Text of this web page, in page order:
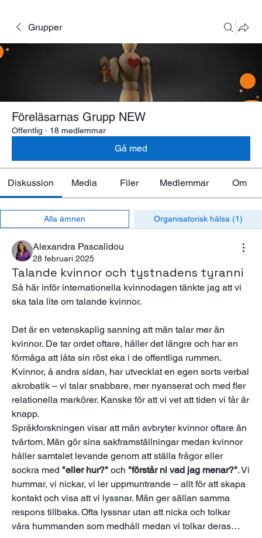
Grupper
Föreläsarnas Grupp NEW
Offentlig · 18 medlemmar
Gå med
Diskussion Media Filer Medlemmar Om
Alla ämnen Organisatorisk hälsa (1)
Alexandra Pascalidou
28 februari 2025
Talande kvinnor och tystnadens tyranni
Så här inför internationella kvinnodagen tänkte jag att vi
ska tala lite om talande kvinnor.
Det är en vetenskaplig sanning att män talar mer än
kvinnor. De tar ordet oftare, håller det längre och har en
förmåga att låta sin röst eka i de offentliga rummen.
Kvinnor, å andra sidan, har utvecklat en egen sorts verbal
akrobatik – vi talar snabbare, mer nyanserat och med fler
relationella markörer. Kanske för att vi vet att tiden vi får är
knapp.
Språkforskningen visar att män avbryter kvinnor oftare än
tvärtom. Män gör sina sakframställningar medan kvinnor
håller samtalet levande genom att ställa frågor eller
sockra med "eller hur?" och "förstår ni vad jag menar?". Vi
hummar, vi nickar, vi ler uppmuntrande – allt för att skapa
kontakt och visa att vi lyssnar. Män ger sällan samma
respons tillbaka. Ofta lyssnar utan att nicka och tolkar
våra hummanden som medhåll medan vi tolkar deras…